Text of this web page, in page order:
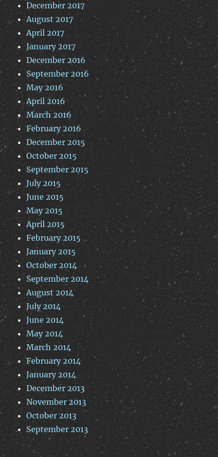
December 2017
August 2017
April 2017
January 2017
December 2016
September 2016
May 2016
April 2016
March 2016
February 2016
December 2015
October 2015
September 2015
July 2015
June 2015
May 2015
April 2015
February 2015
January 2015
October 2014
September 2014
August 2014
July 2014
June 2014
May 2014
March 2014
February 2014
January 2014
December 2013
November 2013
October 2013
September 2013